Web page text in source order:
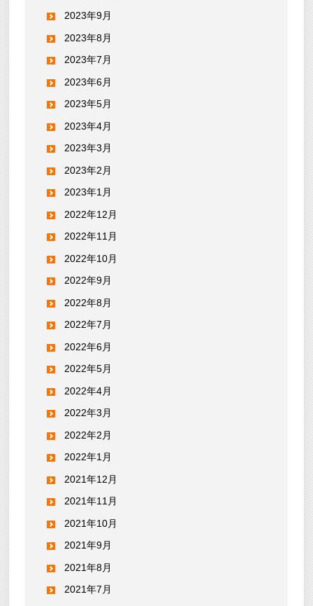
2023年9月
2023年8月
2023年7月
2023年6月
2023年5月
2023年4月
2023年3月
2023年2月
2023年1月
2022年12月
2022年11月
2022年10月
2022年9月
2022年8月
2022年7月
2022年6月
2022年5月
2022年4月
2022年3月
2022年2月
2022年1月
2021年12月
2021年11月
2021年10月
2021年9月
2021年8月
2021年7月